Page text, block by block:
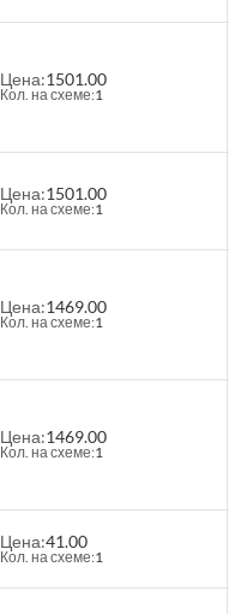
Цена:1501.00
Кол. на схеме:1
Цена:1501.00
Кол. на схеме:1
Цена:1469.00
Кол. на схеме:1
Цена:1469.00
Кол. на схеме:1
Цена:41.00
Кол. на схеме:1